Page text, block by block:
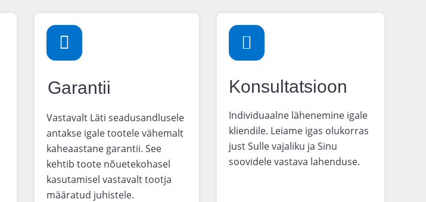
Garantii
Vastavalt Läti seadusandlusele
antakse igale tootele vähemalt
kaheaastane garantii. See
kehtib toote nõuetekohasel
kasutamisel vastavalt tootja
määratud juhistele.
Konsultatsioon
Individuaalne lähenemine igale
kliendile. Leiame igas olukorras
just Sulle vajaliku ja Sinu
soovidele vastava lahenduse.